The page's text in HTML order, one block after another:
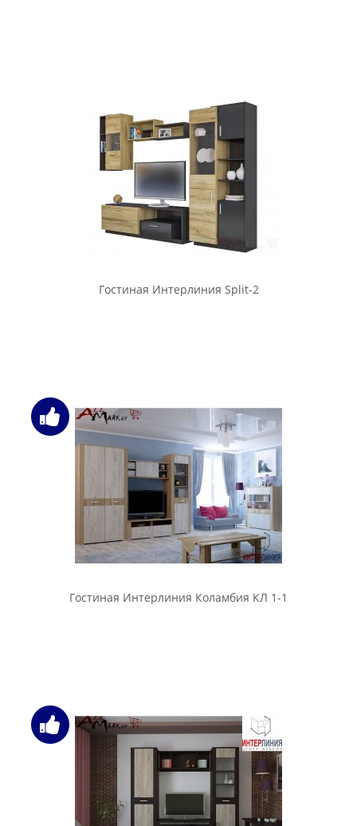
Гостиная Интерлиния Split-2
Гостиная Интерлиния Коламбия КЛ 1-1